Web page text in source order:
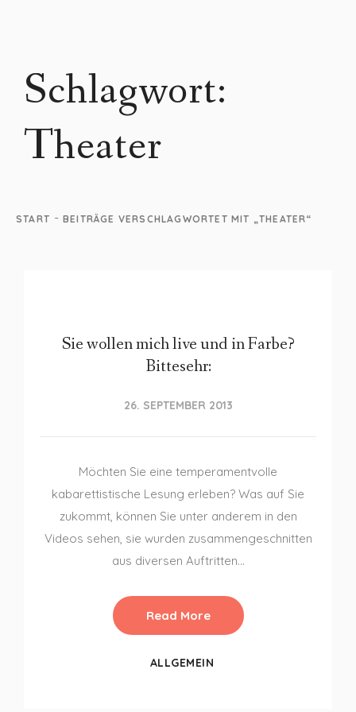
Schlagwort:
Theater
START - BEITRÄGE VERSCHLAGWORTET MIT „THEATER“
Sie wollen mich live und in Farbe?
Bittesehr:
26. SEPTEMBER 2013
Möchten Sie eine temperamentvolle
kabarettistische Lesung erleben? Was auf Sie
zukommt, können Sie unter anderem in den
Videos sehen, sie wurden zusammengeschnitten
aus diversen Auftritten…
Read More
ALLGEMEIN